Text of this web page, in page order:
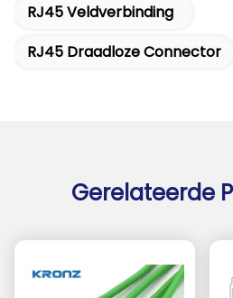
RJ45 Veldverbinding
RJ45 Draadloze Connector
Gerelateerde